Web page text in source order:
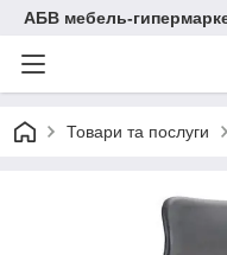
АБВ мебель-
Товари та послуги